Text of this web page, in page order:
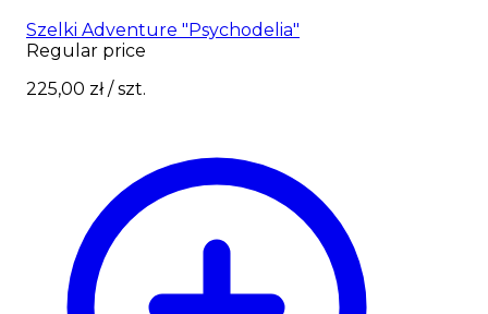
Szelki Adventure "Psychodelia"
Regular price
225,00 zł/ szt.